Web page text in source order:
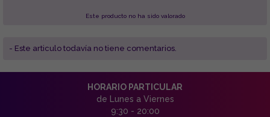
Este producto no ha sido valorado
- Este articulo todavía no tiene comentarios.
HORARIO PARTICULAR
de Lunes a Viernes
9:30 - 20:00